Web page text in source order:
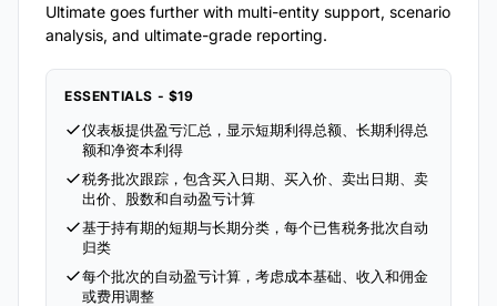
Ultimate goes further with multi-entity support, scenario
analysis, and ultimate-grade reporting.
ESSENTIALS - $19
仪表板提供盈亏汇总，显示短期利得总额、长期利得总
额和净资本利得
税务批次跟踪，包含买入日期、买入价、卖出日期、卖
出价、股数和自动盈亏计算
基于持有期的短期与长期分类，每个已售税务批次自动
归类
每个批次的自动盈亏计算，考虑成本基础、收入和佣金
或费用调整